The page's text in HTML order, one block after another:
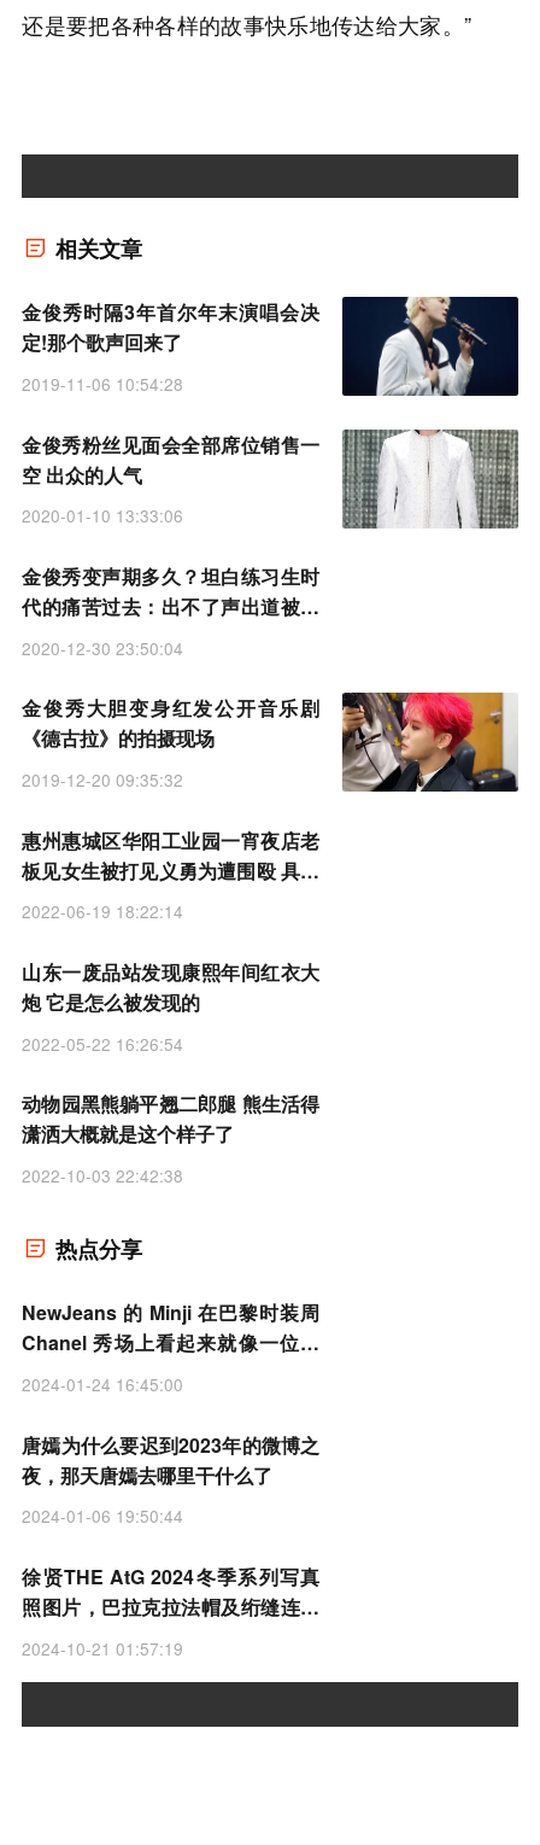
还是要把各种各样的故事快乐地传达给大家。”
相关文章
金俊秀时隔3年首尔年末演唱会决
定!那个歌声回来了
2019-11-06 10:54:28
金俊秀粉丝见面会全部席位销售一
空 出众的人气
2020-01-10 13:33:06
金俊秀变声期多久？坦白练习生时
代的痛苦过去：出不了声出道被推
迟
2020-12-30 23:50:04
金俊秀大胆变身红发公开音乐剧
《德古拉》的拍摄现场
2019-12-20 09:35:32
惠州惠城区华阳工业园一宵夜店老
板见女生被打见义勇为遭围殴 具体
是什么情况
2022-06-19 18:22:14
山东一废品站发现康熙年间红衣大
炮 它是怎么被发现的
2022-05-22 16:26:54
动物园黑熊躺平翘二郎腿 熊生活得
潇洒大概就是这个样子了
2022-10-03 22:42:38
热点分享
NewJeans 的 Minji 在巴黎时装周
Chanel 秀场上看起来就像一位公
主
2024-01-24 16:45:00
唐嫣为什么要迟到2023年的微博之
夜，那天唐嫣去哪里干什么了
2024-01-06 19:50:44
徐贤THE AtG 2024冬季系列写真
照图片，巴拉克拉法帽及绗缝连衣
裙造型
2024-10-21 01:57:19